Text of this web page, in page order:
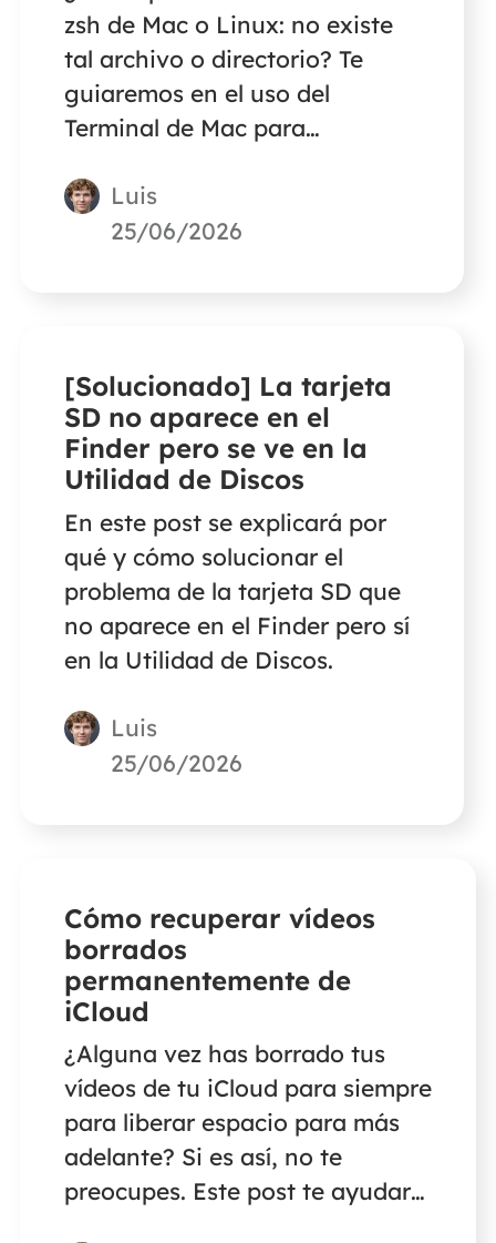
zsh de Mac o Linux: no existe
tal archivo o directorio? Te
guiaremos en el uso del
Terminal de Mac para
archivo o directorio no
encontrado con los comandos
Luis
25/06/2026
[Solucionado] La tarjeta
SD no aparece en el
Finder pero se ve en la
Utilidad de Discos
En este post se explicará por
qué y cómo solucionar el
problema de la tarjeta SD que
no aparece en el Finder pero sí
en la Utilidad de Discos.
Luis
25/06/2026
Cómo recuperar vídeos
borrados
permanentemente de
iCloud
¿Alguna vez has borrado tus
vídeos de tu iCloud para siempre
para liberar espacio para más
adelante? Si es así, no te
preocupes. Este post te ayudará